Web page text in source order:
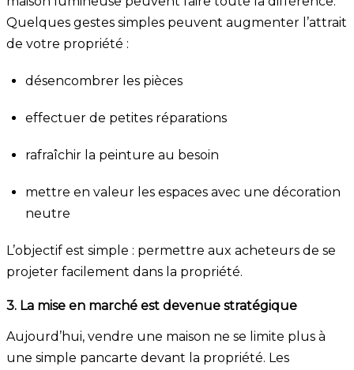
Quelques gestes simples peuvent augmenter l’attrait
de votre propriété :
désencombrer les pièces
effectuer de petites réparations
rafraîchir la peinture au besoin
mettre en valeur les espaces avec une décoration
neutre
L’objectif est simple : permettre aux acheteurs de se
projeter facilement dans la propriété.
3. La mise en marché est devenue stratégique
Aujourd’hui, vendre une maison ne se limite plus à
une simple pancarte devant la propriété. Les